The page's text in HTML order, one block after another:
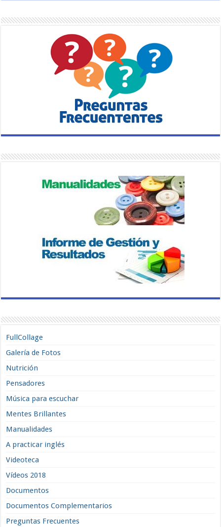
FullCollage
Galería de Fotos
Nutrición
Pensadores
Música para escuchar
Mentes Brillantes
Manualidades
A practicar inglés
Videoteca
Vídeos 2018
Documentos
Documentos Complementarios
Preguntas Frecuentes